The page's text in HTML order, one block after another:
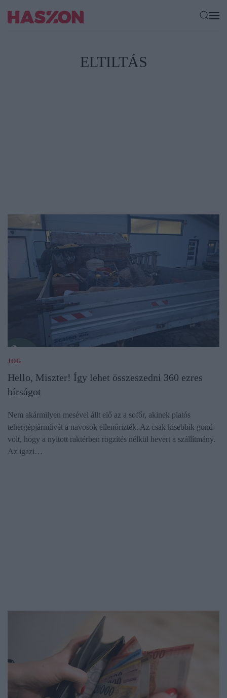
ELTILTÁS
JOG
Hello, Miszter! Így lehet összeszedni 360 ezres
bírságot
Nem akármilyen mesével állt elő az a sofőr, akinek platós
tehergépjárművét a navosok ellenőrizték. Az csak kisebbik gond
volt, hogy a nyitott raktérben rögzítés nélkül hevert a szállítmány.
Az igazi…